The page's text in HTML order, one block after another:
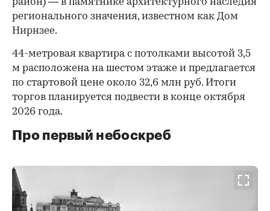
район) — в памятнике архитектурного наследия
регионального значения, известном как Дом
Нирнзее.
44-метровая квартира с потолками высотой 3,5
м расположена на шестом этаже и предлагается
по стартовой цене около 32,6 млн руб. Итоги
торгов планируется подвести в конце октября
2026 года.
Про первый небоскреб